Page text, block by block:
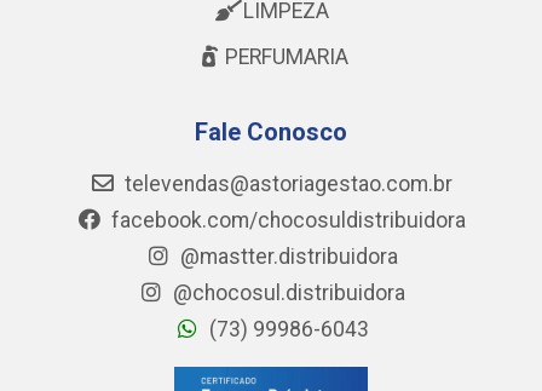
LIMPEZA
PERFUMARIA
Fale Conosco
televendas@astoriagestao.com.br
facebook.com/chocosuldistribuidora
@mastter.distribuidora
@chocosul.distribuidora
(73) 99986-6043